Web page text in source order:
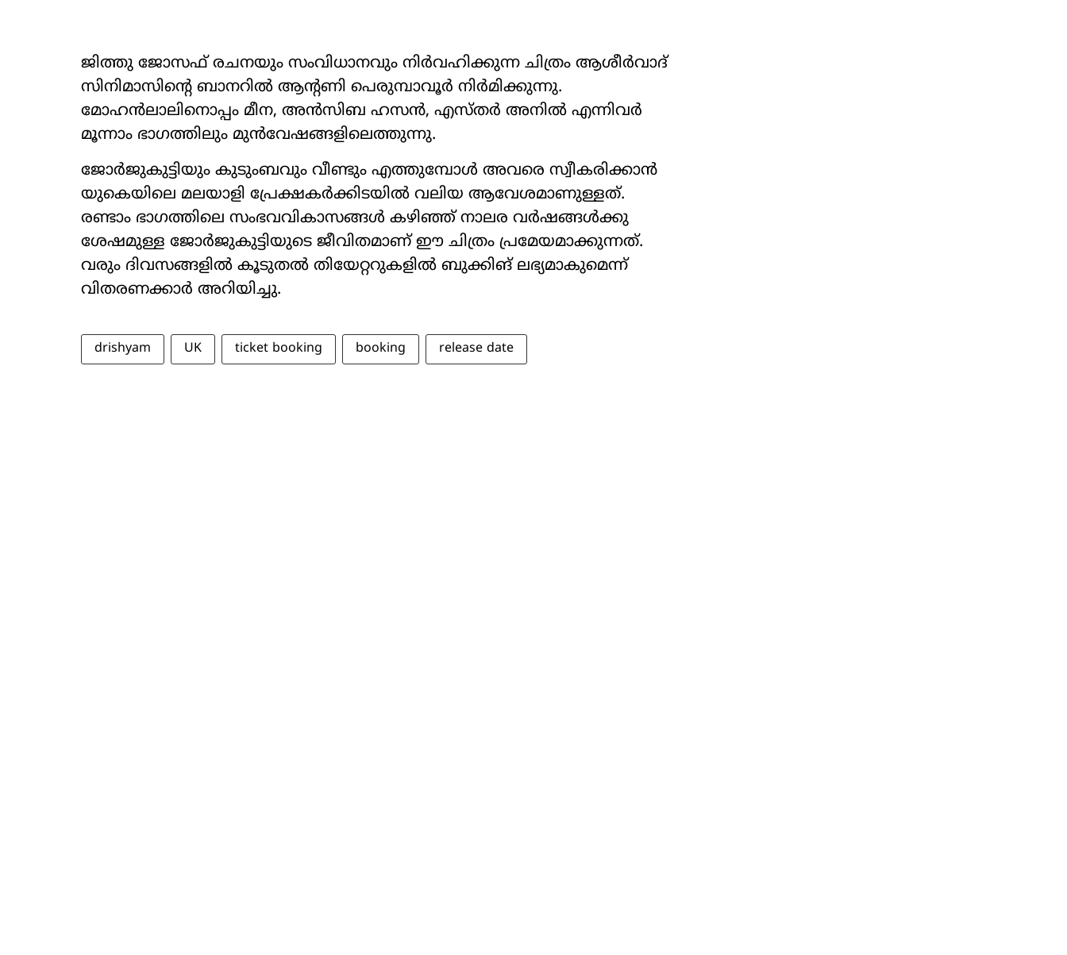
ജിത്തു ജോസഫ് രചനയും സംവിധാനവും നിർവഹിക്കുന്ന ചിത്രം ആശീർവാദ്
സിനിമാസിന്‍റെ ബാനറിൽ ആന്‍റണി പെരുമ്പാവൂർ നിർമിക്കുന്നു.
മോഹൻലാലിനൊപ്പം മീന, അൻസിബ ഹസൻ, എസ്തർ അനിൽ എന്നിവർ
മൂന്നാം ഭാഗത്തിലും മുൻവേഷങ്ങളിലെത്തുന്നു.
ജോർജുകുട്ടിയും കുടുംബവും വീണ്ടും എത്തുമ്പോൾ അവരെ സ്വീകരിക്കാൻ
യുകെയിലെ മലയാളി പ്രേക്ഷകർക്കിടയിൽ വലിയ ആവേശമാണുള്ളത്.
രണ്ടാം ഭാഗത്തിലെ സംഭവവികാസങ്ങൾ കഴിഞ്ഞ് നാലര വർഷങ്ങൾക്കു
ശേഷമുള്ള ജോർജുകുട്ടിയുടെ ജീവിതമാണ് ഈ ചിത്രം പ്രമേയമാക്കുന്നത്.
വരും ദിവസങ്ങളിൽ കൂടുതൽ തിയേറ്ററുകളിൽ ബുക്കിങ് ലഭ്യമാകുമെന്ന്
വിതരണക്കാർ അറിയിച്ചു.
drishyam UK ticket booking booking release date